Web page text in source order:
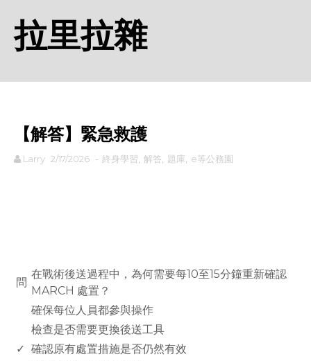
拉里拉雜
【解答】緊急救護
Larry 2/17/2026 - 終身學習 解答 題庫 e等公務園
問
在戰術後送過程中，為何需要每10至15分鐘重新確認
MARCH 處置？
確保每位人員都參與操作
檢查是否需要更換後送工具
✓ 確認原有處置措施是否仍然有效